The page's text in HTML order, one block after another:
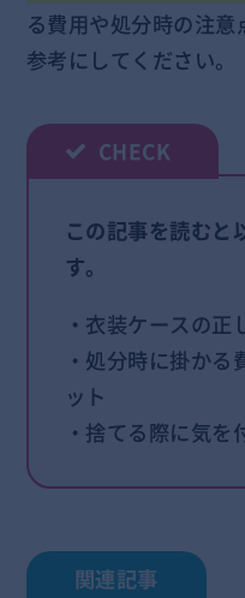
る費用や処分時の注
参考にしてください。
この記事を読むと
す。
・衣装ケースの正
・処分時に掛か
ット
・捨てる際に気を